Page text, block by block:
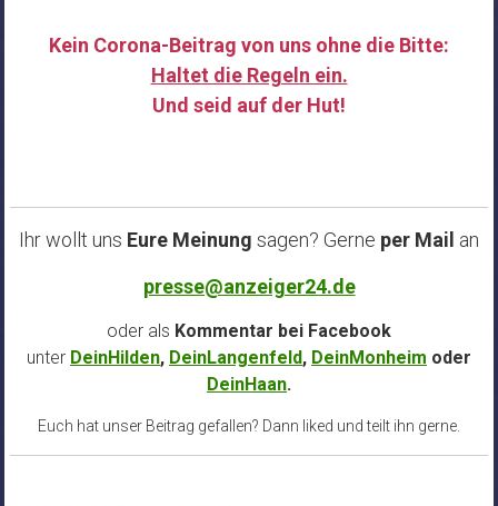
Kein Corona-Beitrag von uns ohne die Bitte:
Haltet die Regeln ein.
Und seid auf der Hut!
Ihr wollt uns Eure Meinung sagen? Gerne per Mail an
presse@anzeiger24.de
oder als Kommentar bei Facebook
unter DeinHilden, DeinLangenfeld, DeinMonheim oder
DeinHaan.
Euch hat unser Beitrag gefallen? Dann liked und teilt ihn gerne.